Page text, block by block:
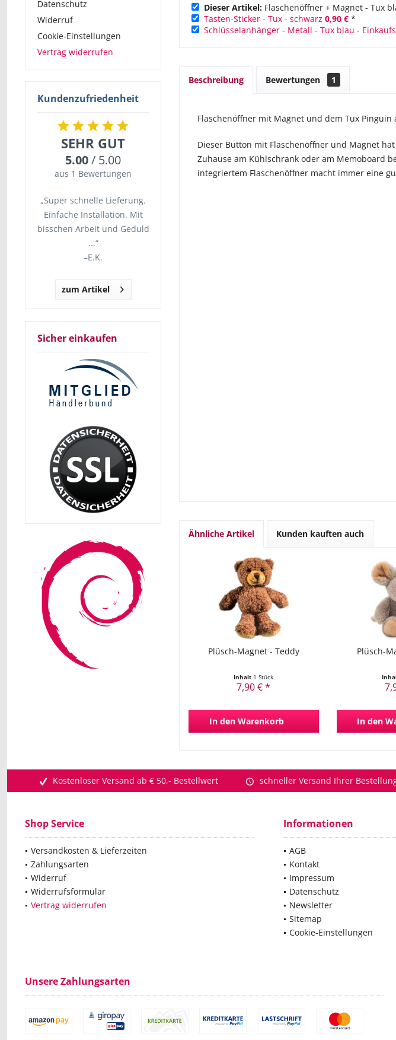
Datenschutz
Widerruf
Cookie-Einstellungen
Vertrag widerrufen
Kundenzufriedenheit
SEHR GUT
5.00/ 5.00
aus 1 Bewertungen
„Super schnelle Lieferung.
Einfache Installation. Mit
bisschen Arbeit und Geduld
...“
–E.K.
zum Artikel
Sicher einkaufen
Dieser Artikel: Flaschenöffner + Magnet - Tux
Tasten-Sticker - Tux - schwarz 0,90 € *
Schlüsselanhänger - Metall - Tux blau -
Beschreibung Bewertungen 1
Flaschenöffner mit Magnet und dem Tux
Dieser Button mit Flaschenöffner und Magnet
Zuhause am Kühlschrank oder am Memoboard
integriertem Flaschenöffner macht immer eine
Ähnliche Artikel Kunden kauften auch
Plüsch-Magnet - Teddy
Inhalt 1 Stück
7,90 € *
In den Warenkorb
Plüsch-
In den
Kostenloser Versand ab € 50,- Bestellwert schneller Versand Ihrer
Shop Service
Versandkosten & Lieferzeiten
Zahlungsarten
Widerruf
Widerrufsformular
Vertrag widerrufen
Informationen
AGB
Kontakt
Impressum
Datenschutz
Newsletter
Sitemap
Cookie-Einstellungen
Unsere Zahlungsarten